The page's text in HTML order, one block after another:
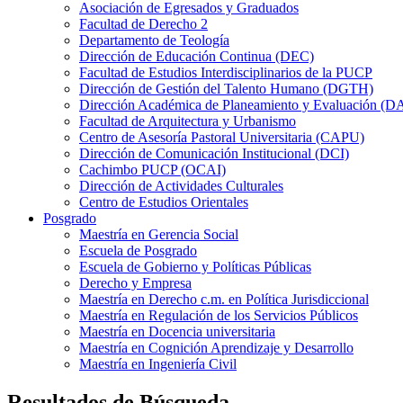
Asociación de Egresados y Graduados
Facultad de Derecho 2
Departamento de Teología
Dirección de Educación Continua (DEC)
Facultad de Estudios Interdisciplinarios de la PUCP
Dirección de Gestión del Talento Humano (DGTH)
Dirección Académica de Planeamiento y Evaluación
Facultad de Arquitectura y Urbanismo
Centro de Asesoría Pastoral Universitaria (CAPU)
Dirección de Comunicación Institucional (DCI)
Cachimbo PUCP (OCAI)
Dirección de Actividades Culturales
Centro de Estudios Orientales
Posgrado
Maestría en Gerencia Social
Escuela de Posgrado
Escuela de Gobierno y Políticas Públicas
Derecho y Empresa
Maestría en Derecho c.m. en Política Jurisdiccional
Maestría en Regulación de los Servicios Públicos
Maestría en Docencia universitaria
Maestría en Cognición Aprendizaje y Desarrollo
Maestría en Ingeniería Civil